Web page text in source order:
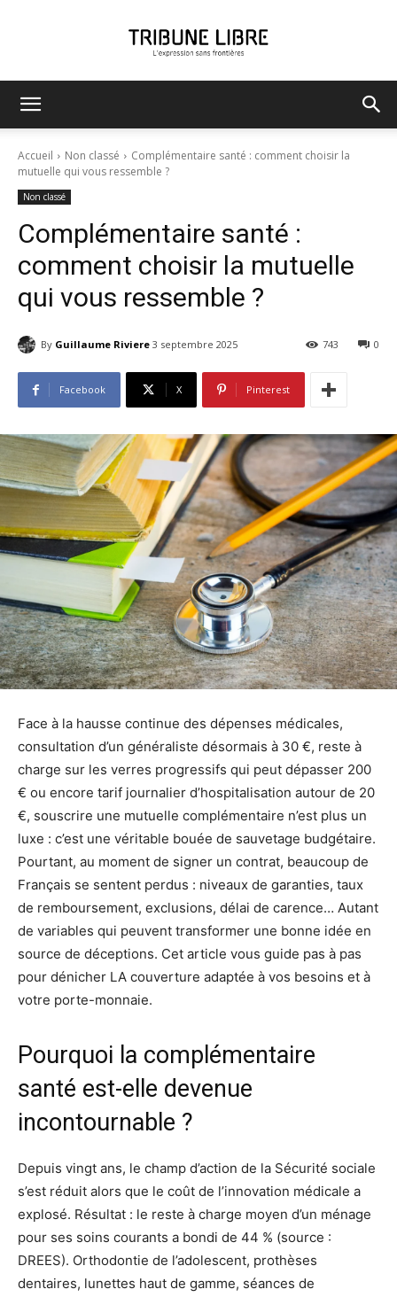
Accueil Non classé
Complémentaire santé : comment choisir la
mutuelle qui vous ressemble ?
Non classé
Complémentaire santé :
comment choisir la mutuelle
qui vous ressemble ?
By Guillaume Riviere 3 septembre 2025 0
743
Facebook X Pinterest
Face à la hausse continue des dépenses médicales,
consultation d’un généraliste désormais à 30 €, reste à
charge sur les verres progressifs qui peut dépasser 200
€ ou encore tarif journalier d’hospitalisation autour de 20
€, souscrire une mutuelle complémentaire n’est plus un
luxe : c’est une véritable bouée de sauvetage budgétaire.
Pourtant, au moment de signer un contrat, beaucoup de
Français se sentent perdus : niveaux de garanties, taux
de remboursement, exclusions, délai de carence… Autant
de variables qui peuvent transformer une bonne idée en
source de déceptions. Cet article vous guide pas à pas
pour dénicher LA couverture adaptée à vos besoins et à
votre porte-monnaie.
Pourquoi la complémentaire
santé est-elle devenue
incontournable ?
Depuis vingt ans, le champ d’action de la Sécurité sociale
s’est réduit alors que le coût de l’innovation médicale a
explosé. Résultat : le reste à charge moyen d’un ménage
pour ses soins courants a bondi de 44 % (source :
DREES). Orthodontie de l’adolescent, prothèses
dentaires, lunettes haut de gamme, séances de